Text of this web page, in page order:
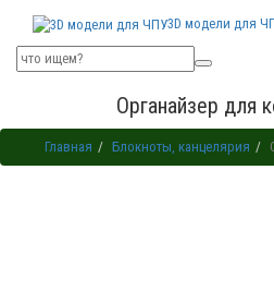
3D модели для
Органайзер для
Главная Блокноты, канцелярия